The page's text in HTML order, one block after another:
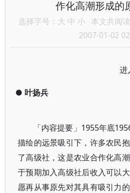
作化高潮形成的
选择字号： 大 中 小 本文共阅
2007-01-02
进
● 叶扬兵
「内容提要」1955年底
描绘的远景吸引下，许多农民
了高级社，这是农业合作化高
于预期加入高级社后收入可以
愿再从事原先对其具有吸引力